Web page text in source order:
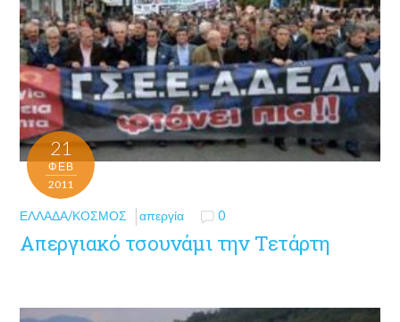
21
ΦΕΒ
2011
ΕΛΛΆΔΑ/ΚΌΣΜΟΣ απεργία 0
Απεργιακό τσουνάμι την Τετάρτη